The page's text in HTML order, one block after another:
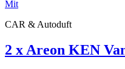
CAR & Autoduft
2 x Areon KEN